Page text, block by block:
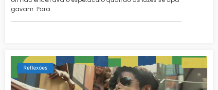
gavam. Para…
Reflexões